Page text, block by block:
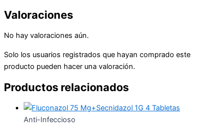
Valoraciones
No hay valoraciones aún.
Solo los usuarios registrados que hayan comprado este
producto pueden hacer una valoración.
Productos relacionados
Anti-Infeccioso